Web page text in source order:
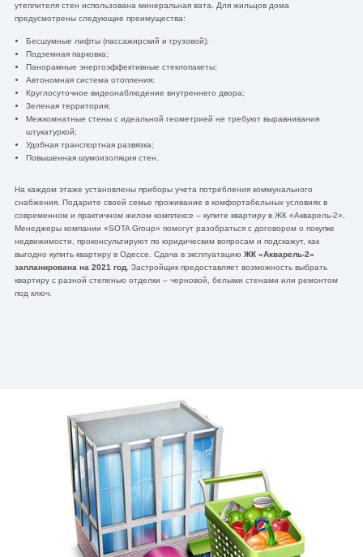
утеплителя стен использована минеральная вата. Для жильцов дома
предусмотрены следующие преимущества:
Бесшумные лифты (пассажирский и грузовой);
Подземная парковка;
Панорамные энергоэффективные стеклопакеты;
Автономная система отопления;
Круглосуточное видеонаблюдение внутреннего двора;
Зеленая территория;
Межкомнатные стены с идеальной геометрией не требуют выравнивания
штукатуркой;
Удобная транспортная развязка;
Повышенная шумоизоляция стен.
На каждом этаже установлены приборы учета потребления коммунального
снабжения. Подарите своей семье проживание в комфортабельных условиях в
современном и практичном жилом комплексе – купите квартиру в ЖК «Акварель-2».
Менеджеры компании «SOTA Group» помогут разобраться с договором о покупке
недвижимости, проконсультируют по юридическим вопросам и подскажут, как
выгодно купить квартиру в Одессе. Сдача в эксплуатацию ЖК «Акварель-2»
запланирована на 2021 год. Застройщик предоставляет возможность выбрать
квартиру с разной степенью отделки – черновой, белыми стенами или ремонтом
под ключ.